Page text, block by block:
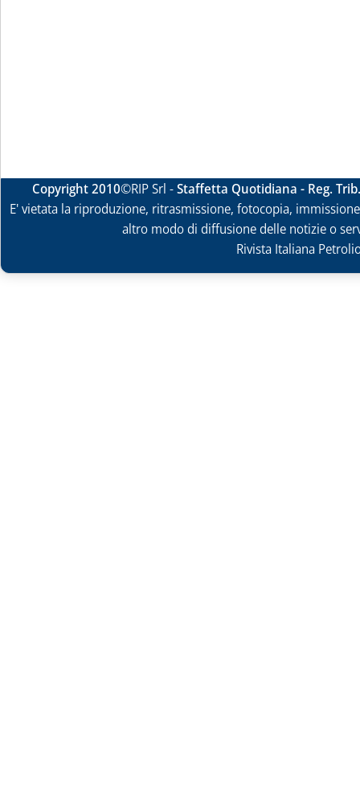
Copyright 2010©RIP Srl -Staffetta Quotidiana - Reg.
E' vietata la riproduzione, ritrasmissione, fotocopia,
altro modo di diffusione delle notizie o
Rivista Italiana